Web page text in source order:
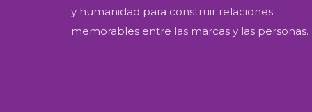
y humanidad para construir relaciones
memorables entre las marcas y las personas.